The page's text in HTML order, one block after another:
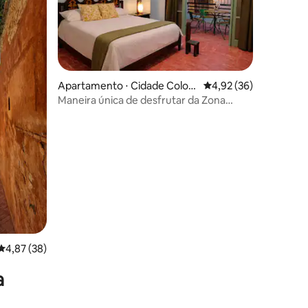
de uma avaliação média de 5, 38 avaliações
4,87 (38)
Apartamento ⋅ Cidade Coloni
al
4,92 de uma
4,92 (36)
Maneira única de desfrutar da Zona